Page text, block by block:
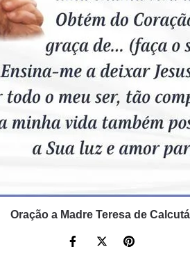
Oração a Madre Teresa de Calcutá